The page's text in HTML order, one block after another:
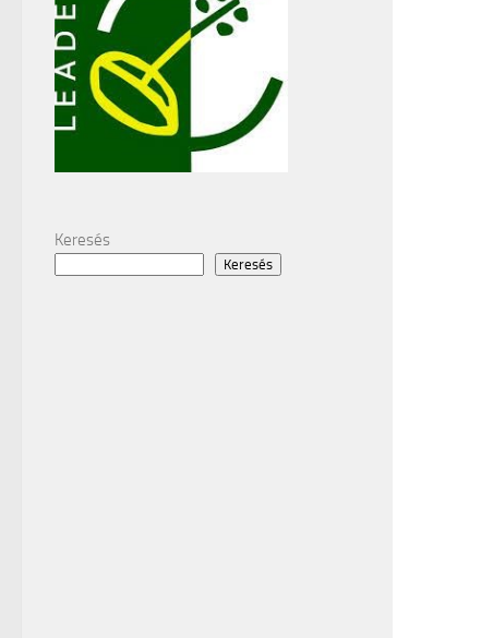
Keresés
Keresés